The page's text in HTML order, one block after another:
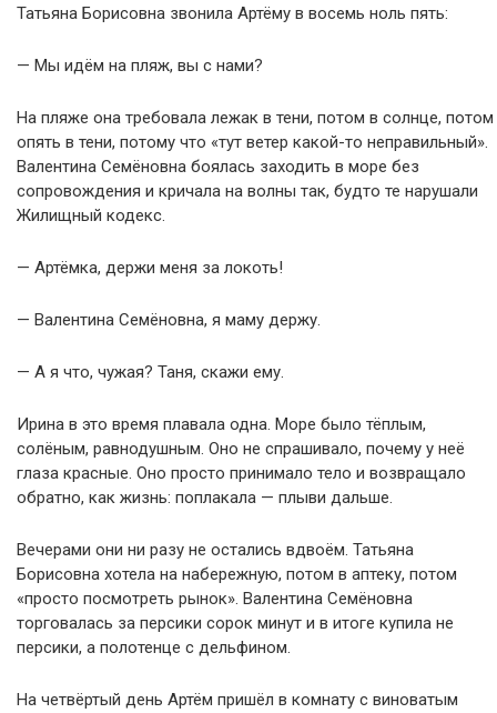
Татьяна Борисовна звонила Артёму в восемь ноль пять:
— Мы идём на пляж, вы с нами?
На пляже она требовала лежак в тени, потом в солнце, потом
опять в тени, потому что «тут ветер какой-то неправильный».
Валентина Семёновна боялась заходить в море без
сопровождения и кричала на волны так, будто те нарушали
Жилищный кодекс.
— Артёмка, держи меня за локоть!
— Валентина Семёновна, я маму держу.
— А я что, чужая? Таня, скажи ему.
Ирина в это время плавала одна. Море было тёплым,
солёным, равнодушным. Оно не спрашивало, почему у неё
глаза красные. Оно просто принимало тело и возвращало
обратно, как жизнь: поплакала — плыви дальше.
Вечерами они ни разу не остались вдвоём. Татьяна
Борисовна хотела на набережную, потом в аптеку, потом
«просто посмотреть рынок». Валентина Семёновна
торговалась за персики сорок минут и в итоге купила не
персики, а полотенце с дельфином.
На четвёртый день Артём пришёл в комнату с виноватым